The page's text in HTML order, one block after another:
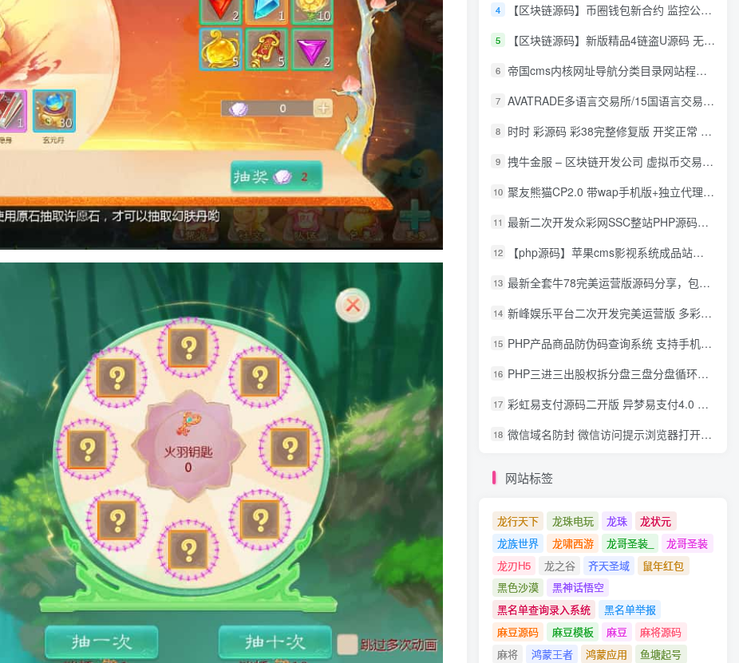
4 【区块链源码】币圈钱包新合约 监控公链转账地址 尾数模拟转账数据生成 0 U攻击带安装说明
5 【区块链源码】新版精品4链盗U源码 无限开代理模式 后台 代理数据可看 包含搭建教程
6 帝国cms内核网址导航分类目录网站程序源码
7 AVATRADE多语言交易所/15国语言交易所/合约交易/期权交易/币币交易/申购/矿机/风控/前端wap/pc纯源码/带搭建教程
8 时时 彩源码 彩38完整修复版 开奖正常 带手机wap
9 拽牛金服 – 区块链开发公司 虚拟币交易系统 虚拟币交易平台开发 虚拟币ico众
10 聚友熊猫CP2.0 带wap手机版+独立代理后台+整站打包全开源
11 最新二次开发众彩网SSC整站PHP源码+WAP手机版+KJ采集器+集成云端在线充值
12 【php源码】苹果cms影视系统成品站打包+电影先生6.1.1模板优化版+15W+数据
13 最新全套牛78完美运营版源码分享，包含了资源组件+脚本程序
14 新峰娱乐平台二次开发完美运营版 多彩种多玩法 代理分红+积分兑换
15 PHP产品商品防伪码查询系统 支持手机防假验证网站建设 防伪码自动生成 批量导入
16 PHP三进三出股权拆分盘三盘分盘循环拆分系统源码
17 彩虹易支付源码二开版 异梦易支付4.0 可对接官方/易支付/码支付 去除后门 美化用户中心
18 微信域名防封 微信访问提示浏览器打开 非微信访问直接打开预防域名被封域名被封包换服务
网站标签
龙行天下 龙珠电玩 龙珠
龙状元
龙族世界
龙啸西游 龙哥圣装_
龙哥圣装
龙刃H5
龙之谷 齐天圣域
鼠年红包
黑色沙漠
黑神话悟空
黑名单查询录入系统
黑名单举报
麻豆源码
麻豆模板 麻豆
麻将源码
麻将
鸿蒙王者 鸿蒙应用
鱼塘起号